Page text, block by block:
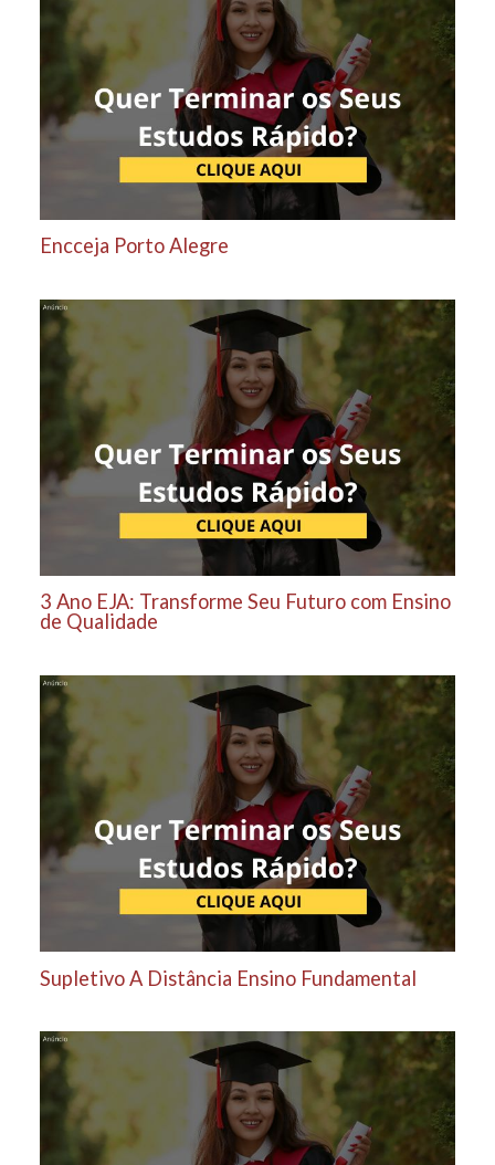
Encceja Porto Alegre
3 Ano EJA: Transforme Seu Futuro com Ensino
de Qualidade
Supletivo A Distância Ensino Fundamental